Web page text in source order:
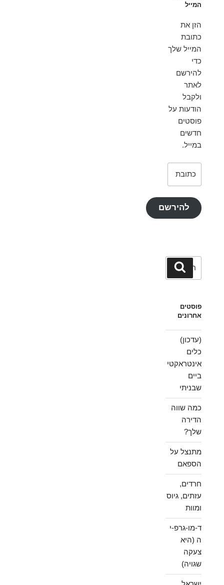
המייל
הזן את
כתובת
המייל שלך
כדי
להירשם
לאתר
ולקבל
הודעות על
פוסטים
חדשים
במייל.
להירשם
חפש: חיפוש
פוסטים
אחרונים
(עדכון)
כלים
אינטראקטי
ביים
שבניתי
כמה שווה
הדירה
שלך?
מתנצל על
הספאם
חרדים,
עזתים, גיוס
ומוות
ד-מו-גרפ-י
ה (היא
צעקה
שגויה)